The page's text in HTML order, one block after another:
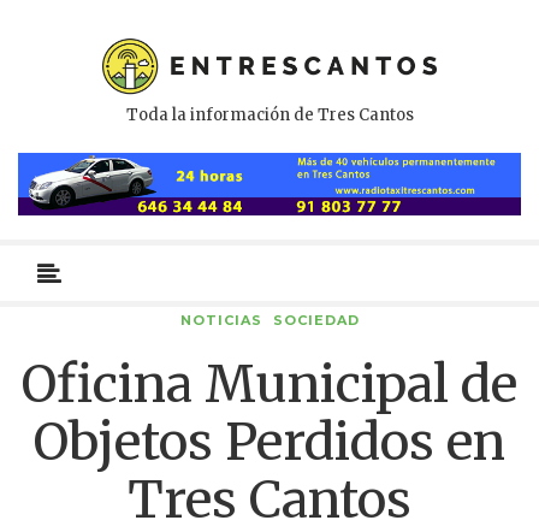
Toda la información de Tres Cantos
primario
NOTICIAS SOCIEDAD
Oficina Municipal de
Objetos Perdidos en
Tres Cantos